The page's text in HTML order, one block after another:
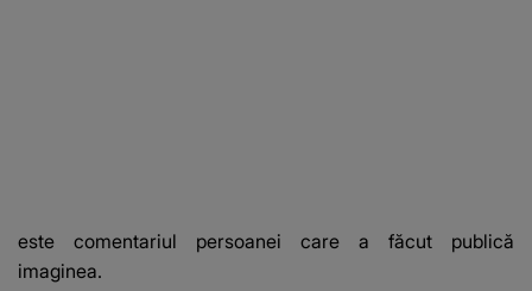
este comentariul persoanei care a făcut publică
imaginea.